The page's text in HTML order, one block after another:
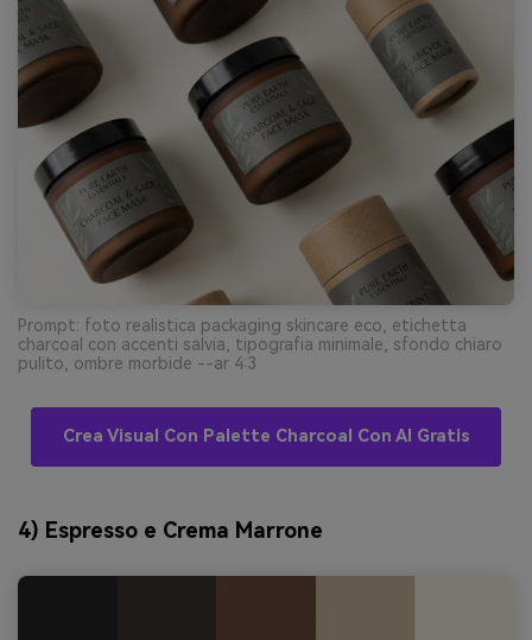
Prompt: foto realistica packaging skincare eco, etichetta
charcoal con accenti salvia, tipografia minimale, sfondo chiaro
pulito, ombre morbide --ar 4:3
Crea Visual Con Palette Charcoal Con AI Gratis
4) Espresso e Crema Marrone